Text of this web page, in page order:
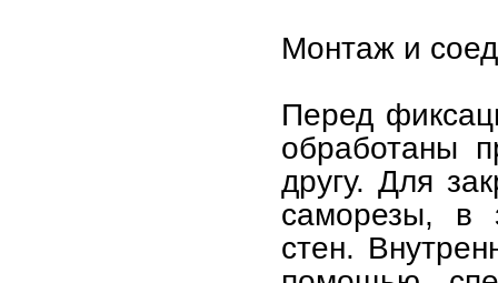
Монтаж и
Перед
обработаны
другу. Для
саморезы, в
стен.